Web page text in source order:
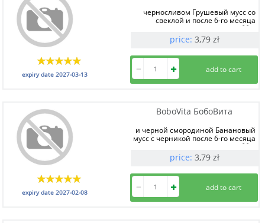
черносливом Грушевый мусс со
свеклой и после 6-го месяца
80 g
price: 3,79 zł
expiry date 2027-03-13
BoboVita БобоВита
и черной смородиной Банановый
мусс с черникой после 6-го месяца
80 g
price: 3,79 zł
expiry date 2027-02-08